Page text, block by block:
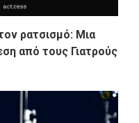
ρατσισμό: Μια
από τους Γιατρούς